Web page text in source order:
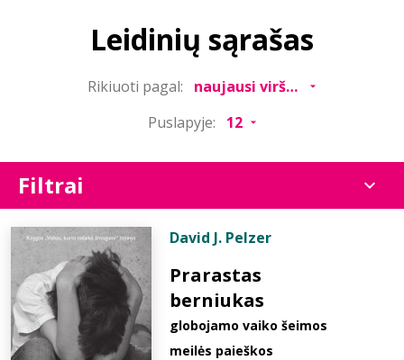
Leidinių sąrašas
Rikiuoti pagal:
Puslapyje:
Filtrai
David J. Pelzer
Prarastas
berniukas
globojamo vaiko šeimos
meilės paieškos